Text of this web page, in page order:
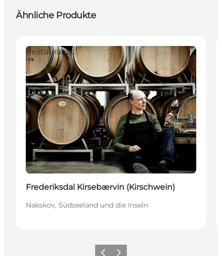
Ähnliche Produkte
Restaurants
Frederiksdal Kirsebærvin (Kirschwein)
Nakskov, Südseeland und die Inseln